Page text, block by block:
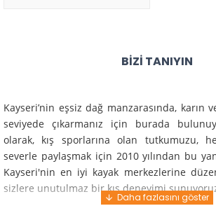
BIZI TANIYIN
Kayseri’nin eşsiz dağ manzarasında, karın
seviyede çıkarmanız için burada
olarak, kış sporlarına olan tutkumuzu,
severle paylaşmak için 2010 yılından bu
Kayseri'nin en iyi kayak merkezlerine
sizlere unutulmaz bir kış deneyimi